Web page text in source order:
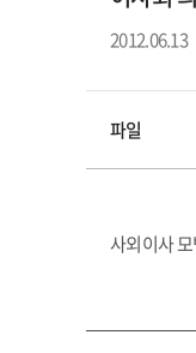
2012.06.13
파일
사외이사